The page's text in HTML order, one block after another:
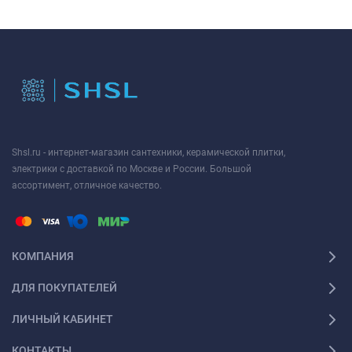
Shsl.ru - интернет-магазин сантехники, керамической плитки,
электрики с доставкой по Москве и России. Большой
ассортимент, отличное качество.
КОМПАНИЯ
ДЛЯ ПОКУПАТЕЛЕЙ
ЛИЧНЫЙ КАБИНЕТ